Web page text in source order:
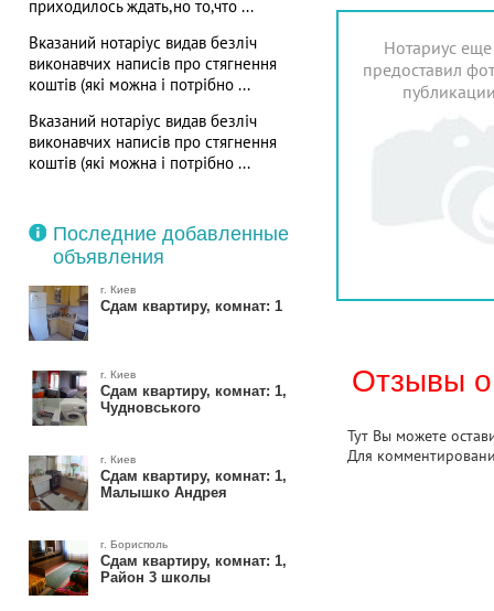
приходилось ждать,но то,что ...
Вказаний нотаріус видав безліч
виконавчих написів про стягнення
коштів (які можна і потрібно ...
Вказаний нотаріус видав безліч
виконавчих написів про стягнення
коштів (які можна і потрібно ...
Последние добавленные
объявления
г. Киев
Сдам квартиру, комнат: 1
г. Киев
Сдам квартиру, комнат: 1,
Чудновського
г. Киев
Сдам квартиру, комнат: 1,
Малышко Андрея
г. Борисполь
Сдам квартиру, комнат: 1,
Район 3 школы
Нотариус
предоставил
Отзывы о
Тут Вы можете
Для